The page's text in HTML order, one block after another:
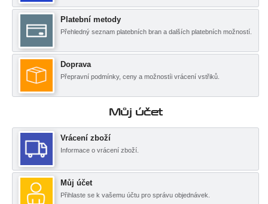
Platební metody
Přehledný seznam platebních bran a dalších platebních možností.
Doprava
Přepravní podmínky, ceny a možnostíi vrácení vstřiků.
Můj účet
Vrácení zboží
Informace o vrácení zboží.
Můj účet
Přihlaste se k vašemu účtu pro správu objednávek.